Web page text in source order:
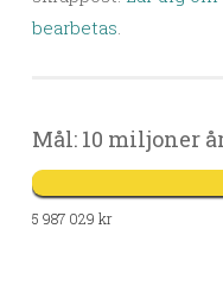
bearbetas
Mål: 10 miljoner
5 987 029 kr